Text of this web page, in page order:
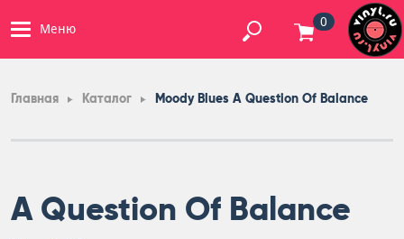
Меню 0
Главная Каталог Moody Blues A Question Of Balance
A Question Of Balance